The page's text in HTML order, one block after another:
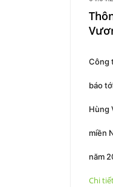
Công
báo
Hùng
miền
năm
Chi